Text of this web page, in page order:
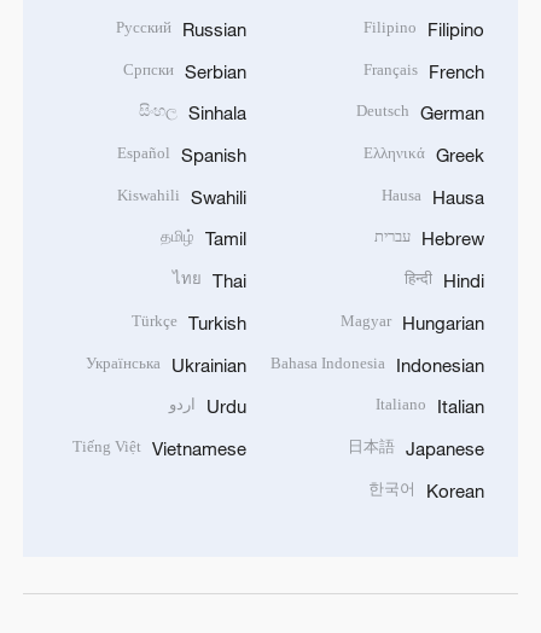
Filipino
Filipino
French
Français
German
Deutsch
Greek
Ελληνικά
Hausa
Hausa
Hebrew עברית
Hindi
हिन्दी
Hungarian
Magyar
Indonesian
Bahasa Indonesia
Italian
Italiano
Japanese
日本語
Korean
한국어
Russian
Русский
Serbian
Српски
Sinhala
සිංහල
Spanish
Español
Swahili
Kiswahili
Tamil
தமிழ்
Thai
ไทย
Turkish
Türkçe
Ukrainian
Українська
Urdu اردو
Vietnamese
Tiếng Việt